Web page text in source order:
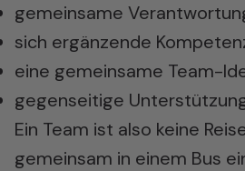
gemeinsame
sich ergänzende
eine gemeinsame Team-
gegenseitige
Ein Team ist also keine
gemeinsam in einem Bus